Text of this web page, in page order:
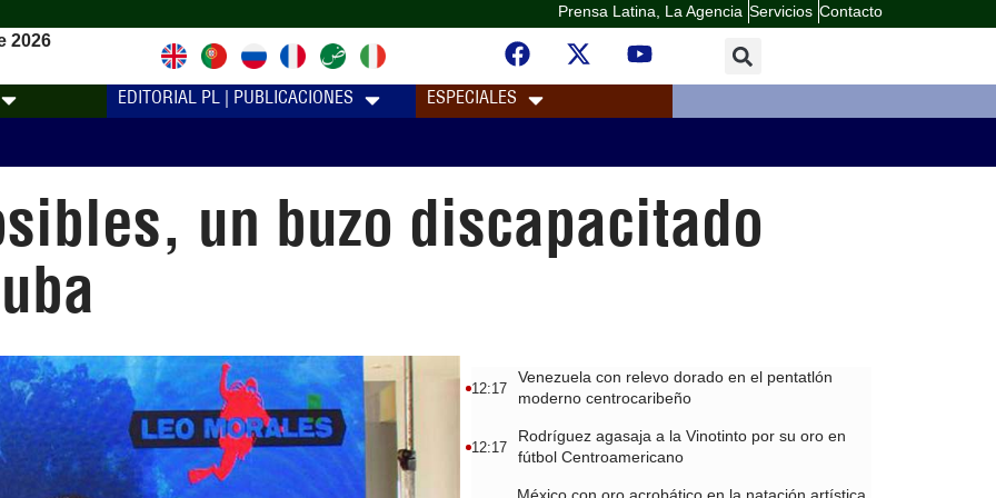
Prensa Latina, La Agencia Servicios Contacto
2026
EDITORIAL PL | PUBLICACIONES ESPECIALES
un buzo discapacitado
12:17
Venezuela con relevo dorado en el pentatlón
moderno centrocaribeño
12:17
Rodríguez agasaja a la Vinotinto por su oro en
fútbol Centroamericano